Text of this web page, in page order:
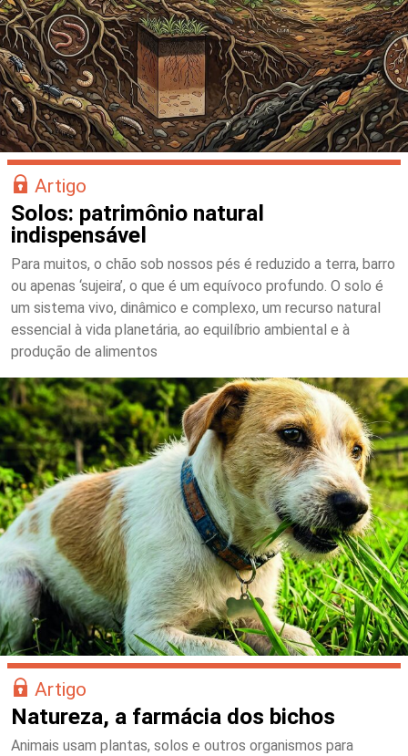
Artigo
Solos: patrimônio natural
indispensável
Para muitos, o chão sob nossos pés é reduzido a terra, barro
ou apenas ‘sujeira’, o que é um equívoco profundo. O solo é
um sistema vivo, dinâmico e complexo, um recurso natural
essencial à vida planetária, ao equilíbrio ambiental e à
produção de alimentos
Artigo
Natureza, a farmácia dos bichos
Animais usam plantas, solos e outros organismos para